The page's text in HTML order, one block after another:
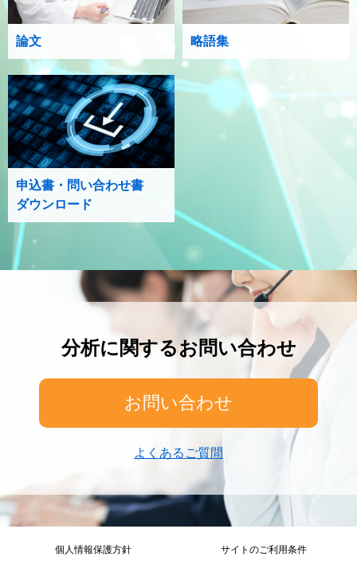
論文 略語集
申込書・問い合わせ書
ダウンロード
分析に関するお問い合わせ
お問い合わせ
よくあるご質問
個人情報保護方針 サイトのご利用条件